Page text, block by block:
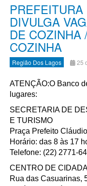
DIVULGA
DE COZINHA
COZINHA
Região Dos Lagos 25
ATENÇÃO:O Banco
lugares:
SECRETARIA DE
E TURISMO
Praça Prefeito
Horário: das 8 às 17
Telefone: (22) 2771-
CENTRO DE
Rua das Casuarinas,